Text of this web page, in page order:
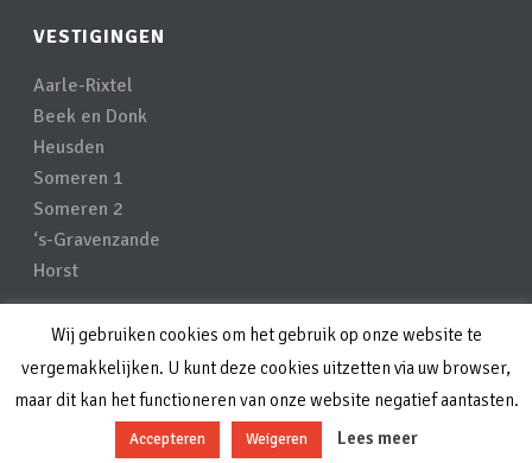
VESTIGINGEN
Aarle-Rixtel
Beek en Donk
Heusden
Someren 1
Someren 2
‘s-Gravenzande
Horst
Privacyverklaring
Disclaimer
Wij gebruiken cookies om het gebruik op onze website te
vergemakkelijken. U kunt deze cookies uitzetten via uw browser,
maar dit kan het functioneren van onze website negatief aantasten.
Accepteren Weigeren Lees meer